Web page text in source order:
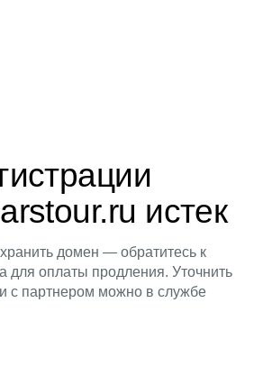
истек
домен — обратитесь к
для оплаты продления. Уточнить
с партнером можно в службе